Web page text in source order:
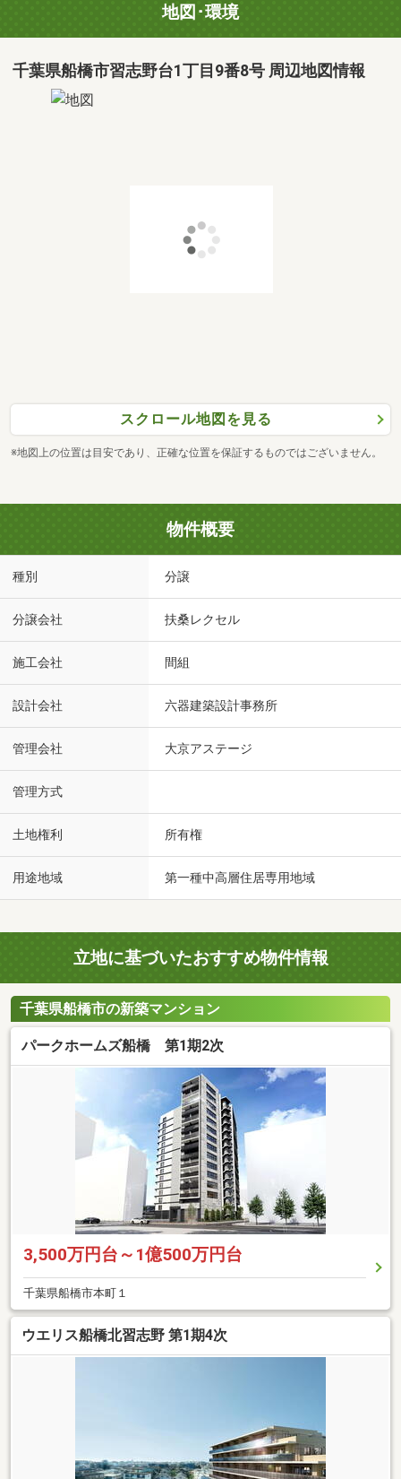
地図･環境
千葉県船橋市習志野台1丁目9番8号 周辺地図情報
スクロール地図を見る
※地図上の位置は目安であり、正確な位置を保証するものではございません。
物件概要
種別 分譲
分譲会社 扶桑レクセル
施工会社 間組
設計会社 六器建築設計事務所
管理会社 大京アステージ
管理方式
土地権利 所有権
用途地域 第一種中高層住居専用地域
立地に基づいたおすすめ物件情報
千葉県船橋市の新築マンション
パークホームズ船橋 第1期2次
3,500万円台～1億500万円台
千葉県船橋市本町１
ウエリス船橋北習志野 第1期4次